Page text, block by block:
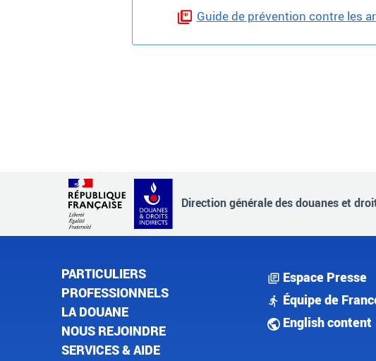
Guide de prévention contre les
Direction générale des douanes et
PARTICULIERS
PROFESSIONNELS
LA DOUANE
NOUS REJOINDRE
SERVICES & AIDE
Espace Presse
Équipe de
English content